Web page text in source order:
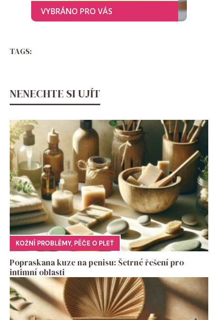
TAGS:
NENECHTE SI UJÍT
KOŽNÍ PROBLÉMY, PÉČE O PLEŤ
Popraskana kuze na penisu: Šetrné řešení pro
intimní oblasti